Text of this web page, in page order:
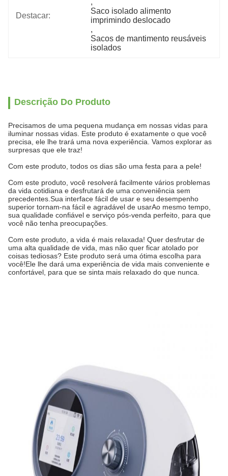
Destacar:
,
Saco isolado alimento
imprimindo deslocado
,
Sacos de mantimento reusáveis
isolados
Descrição Do Produto
Precisamos de uma pequena mudança em nossas vidas para
iluminar nossas vidas. Este produto é exatamente o que você
precisa, ele lhe trará uma nova experiência. Vamos explorar as
surpresas que ele traz!
Com este produto, todos os dias são uma festa para a pele!
Com este produto, você resolverá facilmente vários problemas
da vida cotidiana e desfrutará de uma conveniência sem
precedentes.Sua interface fácil de usar e seu desempenho
superior tornam-na fácil e agradável de usarAo mesmo tempo,
sua qualidade confiável e serviço pós-venda perfeito, para que
você não tenha preocupações.
Com este produto, a vida é mais relaxada! Quer desfrutar de
uma alta qualidade de vida, mas não quer ficar atolado por
coisas tediosas? Este produto será uma ótima escolha para
você!Ele lhe dará uma experiência de vida mais conveniente e
confortável, para que se sinta mais relaxado do que nunca.